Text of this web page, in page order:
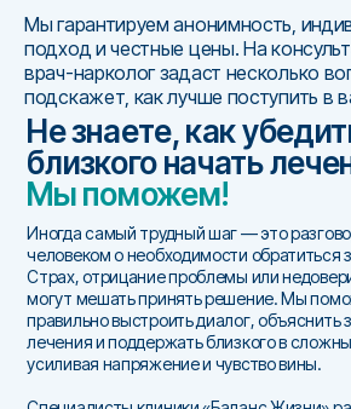
Мы гарантируем анонимность,
подход и честные цены. На
врач-нарколог задаст несколько
подскажет, как лучше поступить в
Не знаете, как
близкого начать
Мы поможем!
Иногда самый трудный шаг — это
человеком о необходимости обратиться
Страх, отрицание проблемы или
могут мешать принять решение. Мы
правильно выстроить диалог, объяснить
лечения и поддержать близкого в
усиливая напряжение и чувство вины.